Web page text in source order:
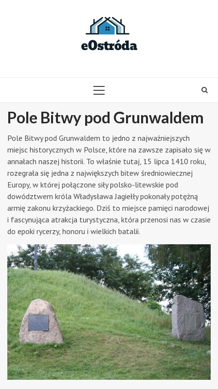
PRIMARY
Pole Bitwy pod Grunwaldem
Pole Bitwy pod Grunwaldem to jedno z najważniejszych
miejsc historycznych w Polsce, które na zawsze zapisało się w
annałach naszej historii. To właśnie tutaj, 15 lipca 1410 roku,
rozegrała się jedna z największych bitew średniowiecznej
Europy, w której połączone siły polsko-litewskie pod
dowództwem króla Władysława Jagiełły pokonały potężną
armię zakonu krzyżackiego. Dziś to miejsce pamięci narodowej
i fascynująca atrakcja turystyczna, która przenosi nas w czasie
do epoki rycerzy, honoru i wielkich batalii.